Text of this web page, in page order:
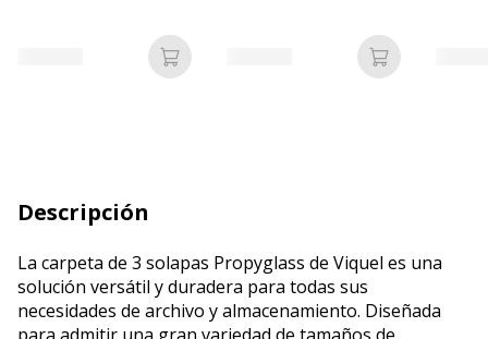
Añadir a la cesta Añadir a la
Descripción
La carpeta de 3 solapas Propyglass de Viquel es una
solución versátil y duradera para todas sus
necesidades de archivo y almacenamiento. Diseñada